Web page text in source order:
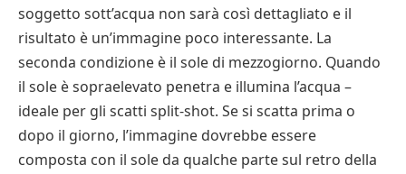
soggetto sott’acqua non sarà così dettagliato e il
risultato è un’immagine poco interessante. La
seconda condizione è il sole di mezzogiorno. Quando
il sole è sopraelevato penetra e illumina l’acqua –
ideale per gli scatti split-shot. Se si scatta prima o
dopo il giorno, l’immagine dovrebbe essere
composta con il sole da qualche parte sul retro della